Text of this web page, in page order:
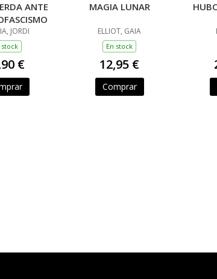
ANTE
JORDI
stock
€
MAGIA LUNAR
ELLIOT, GAIA
En stock
12,95 €
Comprar